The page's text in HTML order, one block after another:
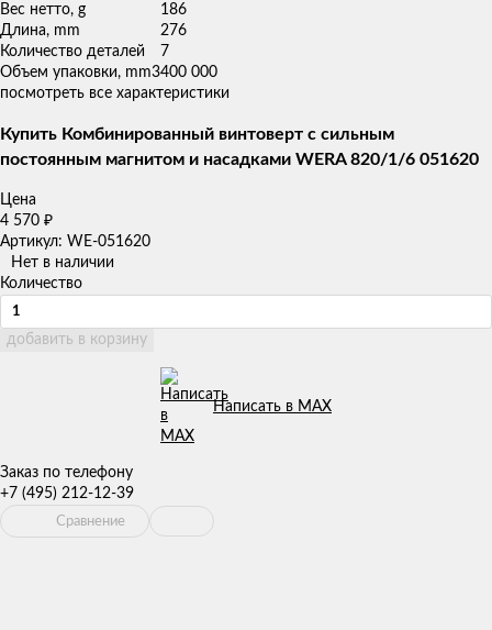
Вес нетто, g
186
Длина, mm
276
Количество деталей
7
Объем упаковки, mm3400 000
посмотреть все характеристики
Купить Комбинированный винтоверт с сильным
постоянным магнитом и насадками WERA 820/1/6 051620
Цена
4 570 ₽
Артикул: WE-051620
Нет в наличии
Количество
добавить в корзину
Написать в MAX
Заказ по телефону
+7 (495) 212-12-39
Сравнение